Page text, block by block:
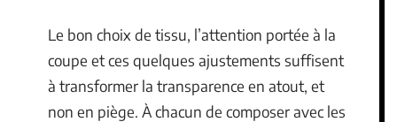
Le bon choix de tissu, l’attention portée à la
coupe et ces quelques ajustements suffisent
à transformer la transparence en atout, et
non en piège. À chacun de composer avec les